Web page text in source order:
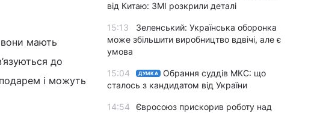
вони мають
до
і можуть
від Китаю: ЗМІ розкрили деталі
15:13
Зеленський: Українська оборонка
може збільшити виробництво вдвічі, але є
умова
15:04 ДУМКА
Обрання суддів МКС: що
сталось з кандидатом від України
14:54
Євросоюз прискорив роботу над